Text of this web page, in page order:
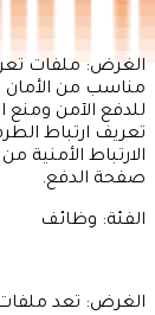
الغرض: ملفات
مناسب من الأمان
للدفع الآمن ومنع
تعريف ارتباط
الارتباط الأمنية
صفحة الدفع.
الفئة: وظائف
الغرض: تعد ملفات